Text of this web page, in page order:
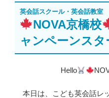
稿
日:
英会話スクール・英会話教室
NOVA京橋校
ャンペーンスタ
Hello
本日は、こども英会話レ